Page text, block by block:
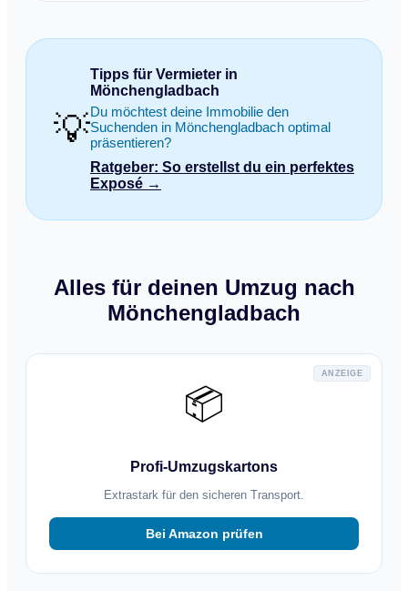
💡
Tipps für Vermieter in
Mönchengladbach
Du möchtest deine Immobilie den
Suchenden in Mönchengladbach optimal
präsentieren?
Ratgeber: So erstellst du ein perfektes
Exposé →
Alles für deinen Umzug nach
Mönchengladbach
ANZEIGE
📦
Profi-Umzugskartons
Extrastark für den sicheren Transport.
Bei Amazon prüfen